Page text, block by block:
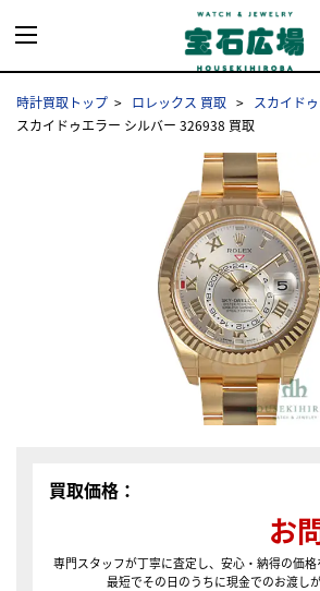
時計買取トップ ロレックス 買取
スカイド
スカイドゥエラー シルバー 326938 買取
買取価格：
お
専門スタッフが丁寧に査定し、安心・納得の価格
最短でその日のうちに現金でのお渡しが